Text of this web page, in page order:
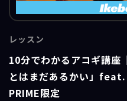
レッスン
10分でわかるアコギ講座
とはまだあるかい」
PRIME限定